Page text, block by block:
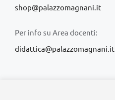
shop@palazzomagnani.it
Per info su Area docenti:
didattica@palazzomagnani.it